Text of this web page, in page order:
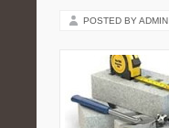
POSTED BY ADMIN